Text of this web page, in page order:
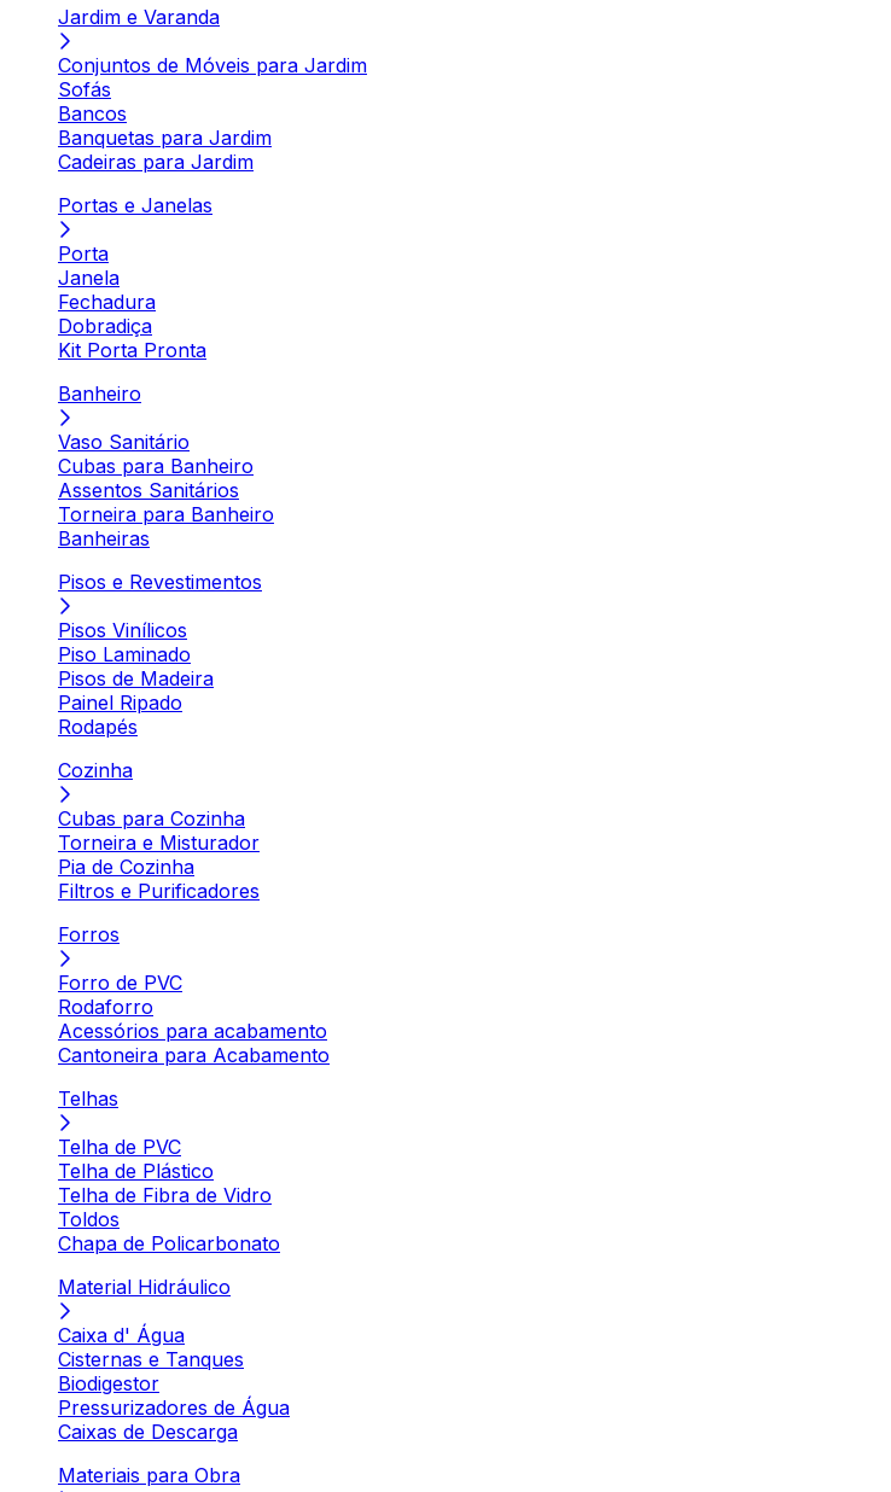
Jardim e Varanda
Conjuntos de Móveis para Jardim
Sofás
Bancos
Banquetas para Jardim
Cadeiras para Jardim
Portas e Janelas
Porta
Janela
Fechadura
Dobradiça
Kit Porta Pronta
Banheiro
Vaso Sanitário
Cubas para Banheiro
Assentos Sanitários
Torneira para Banheiro
Banheiras
Pisos e Revestimentos
Pisos Vinílicos
Piso Laminado
Pisos de Madeira
Painel Ripado
Rodapés
Cozinha
Cubas para Cozinha
Torneira e Misturador
Pia de Cozinha
Filtros e Purificadores
Forros
Forro de PVC
Rodaforro
Acessórios para acabamento
Cantoneira para Acabamento
Telhas
Telha de PVC
Telha de Plástico
Telha de Fibra de Vidro
Toldos
Chapa de Policarbonato
Material Hidráulico
Caixa d' Água
Cisternas e Tanques
Biodigestor
Pressurizadores de Água
Caixas de Descarga
Materiais para Obra